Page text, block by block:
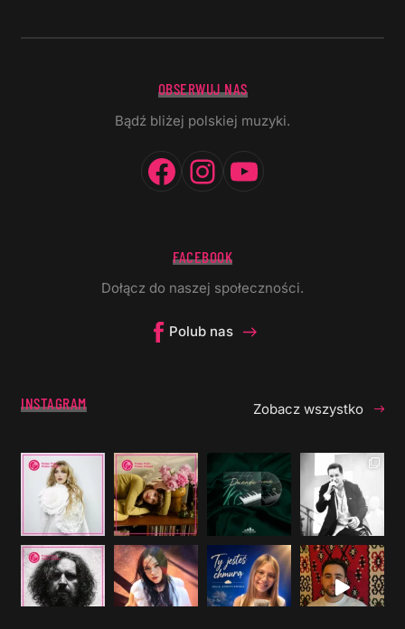
OBSERWUJ NAS
Bądź bliżej polskiej muzyki.
Facebook
Instagram
FACEBOOK
Dołącz do naszej społeczności.
Polub nas
INSTAGRAM Zobacz wszystko